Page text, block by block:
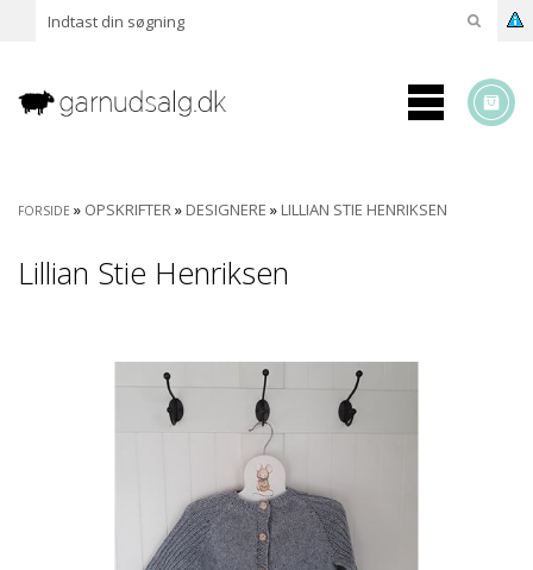
FORSIDE » OPSKRIFTER» DESIGNERE » LILLIAN STIE HENRIKSEN
Lillian Stie Henriksen